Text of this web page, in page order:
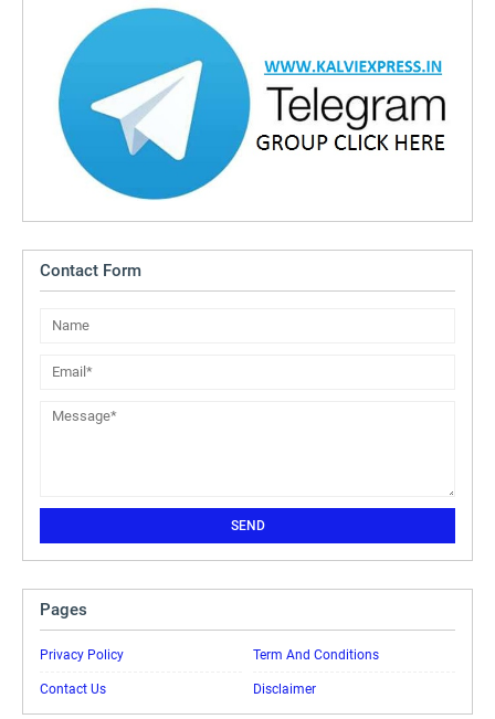
Contact Form
Pages
Privacy Policy Term And Conditions
Contact Us Disclaimer